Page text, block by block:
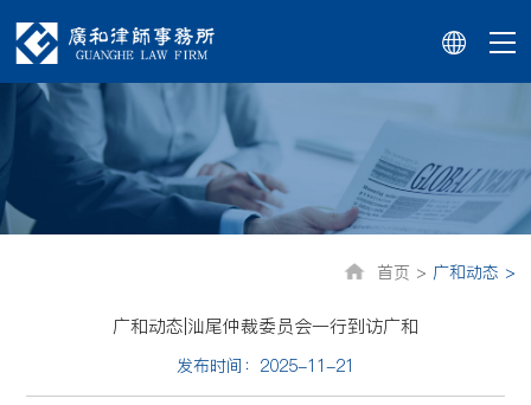
首页 > 广和动态 >
广和动态|汕尾仲裁委员会一行到访广和
发布时间：2025-11-21